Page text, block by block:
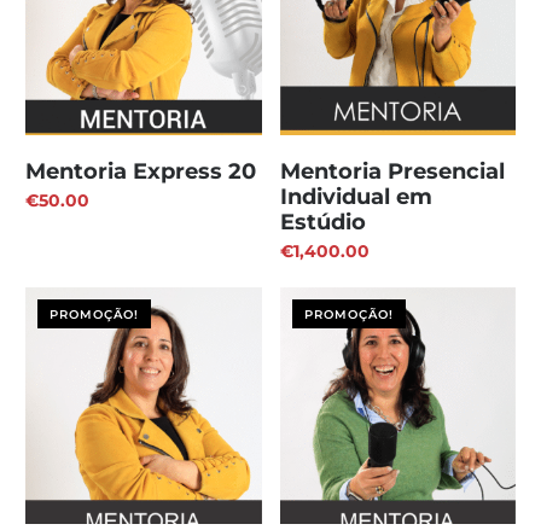
Mentoria Express 20
€50.00
Mentoria Presencial
Individual em
Estúdio
€1,400.00
PROMOÇÃO! PROMOÇÃO!